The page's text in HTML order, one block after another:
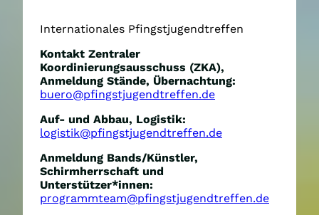
Internationales Pfingstjugendtreffen
Kontakt Zentraler
Koordinierungsausschuss (ZKA),
Anmeldung Stände, Übernachtung:
buero@pfingstjugendtreffen.de
Auf- und Abbau, Logistik:
logistik@pfingstjugendtreffen.de
Anmeldung Bands/Künstler,
Schirmherrschaft und
Unterstützer*innen:
programmteam@pfingstjugendtreffen.de